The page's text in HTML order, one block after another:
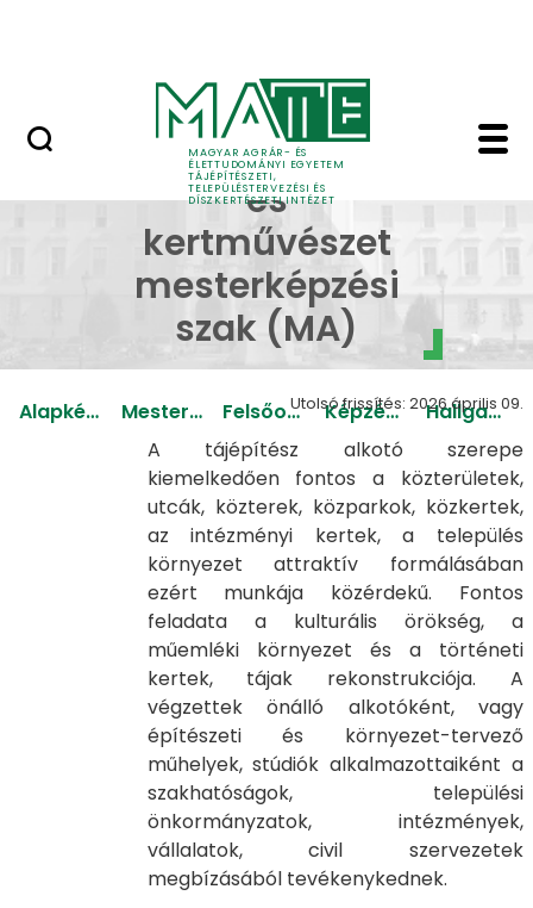
MAGYAR AGRÁR- ÉS
ÉLETTUDOMÁNYI EGYETEM
TÁJÉPÍTÉSZETI,
TELEPÜLÉSTERVEZÉSI ÉS
DÍSZKERTÉSZETI INTÉZET
Tájépítészet és
Tájépítészet
és
kertművészet
mesterképzési
szak (MA)
Alapképzések Mesterképzések Felsőoktatási szakképzések Képzések Hallgatói Támogató Csoport
Utolsó frissítés: 2026 április 09.
A tájépítész alkotó szerepe
kiemelkedően fontos a közterületek,
utcák, közterek, közparkok, közkertek,
az intézményi kertek, a település
környezet attraktív formálásában
ezért munkája közérdekű. Fontos
feladata a kulturális örökség, a
műemléki környezet és a történeti
kertek, tájak rekonstrukciója. A
végzettek önálló alkotóként, vagy
építészeti és környezet-tervező
műhelyek, stúdiók alkalmazottaiként a
szakhatóságok, települési
önkormányzatok, intézmények,
vállalatok, civil szervezetek
megbízásából tevékenykednek.